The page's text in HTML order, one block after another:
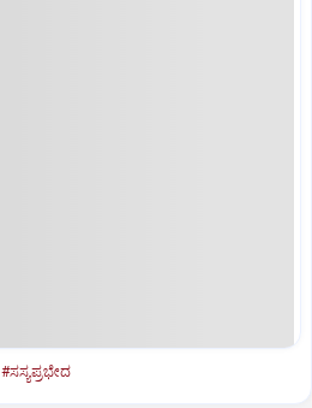
#ಸಸ್ಯಪ್ರಭೇದ